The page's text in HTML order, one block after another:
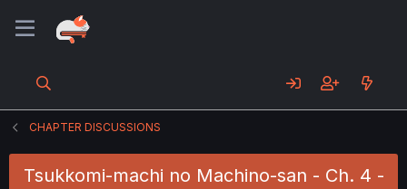
CHAPTER DISCUSSIONS
Tsukkomi-machi no Machino-san - Ch. 4 -